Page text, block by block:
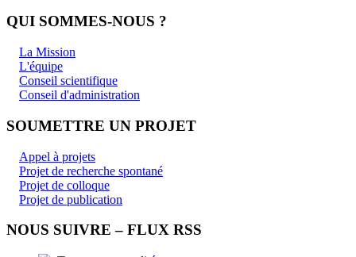
QUI SOMMES-NOUS ?
La Mission
L'équipe
Conseil scientifique
Conseil d'administration
SOUMETTRE UN PROJET
Appel à projets
Projet de recherche spontané
Projet de colloque
Projet de publication
NOUS SUIVRE – FLUX RSS